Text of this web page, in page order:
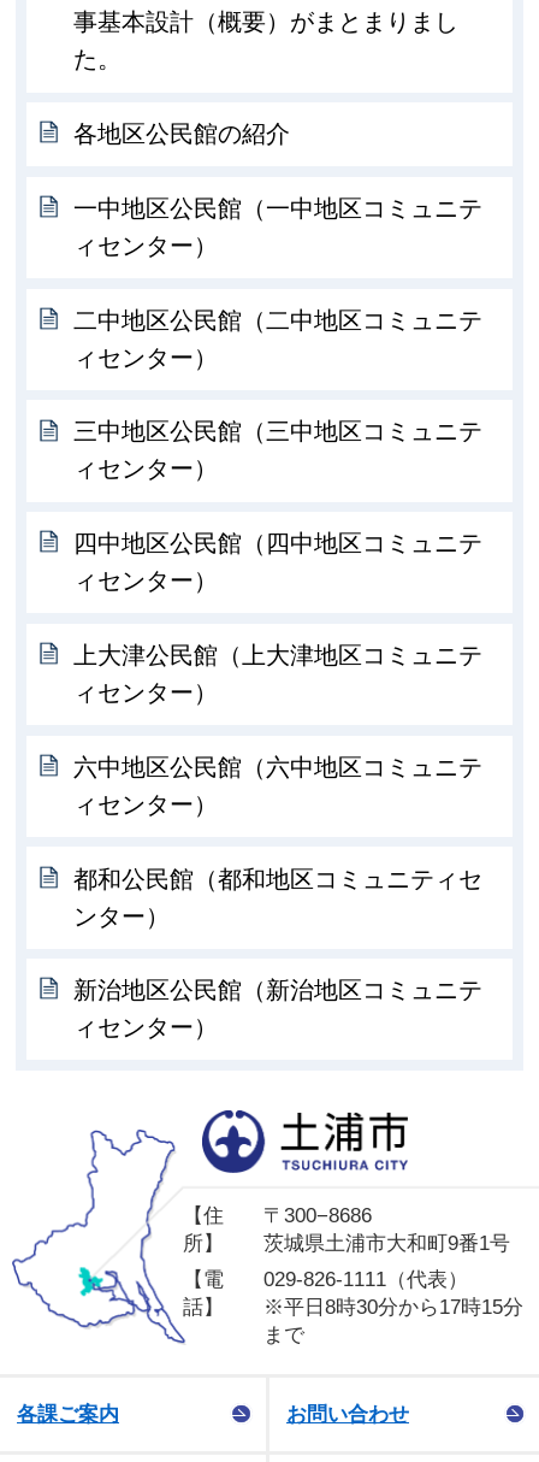
事基本設計（概要）がまとまりまし
た。
各地区公民館の紹介
一中地区公民館（一中地区コミュニテ
ィセンター）
二中地区公民館（二中地区コミュニテ
ィセンター）
三中地区公民館（三中地区コミュニテ
ィセンター）
四中地区公民館（四中地区コミュニテ
ィセンター）
上大津公民館（上大津地区コミュニテ
ィセンター）
六中地区公民館（六中地区コミュニテ
ィセンター）
都和公民館（都和地区コミュニティセ
ンター）
新治地区公民館（新治地区コミュニテ
ィセンター）
【住
所】
〒300−8686
茨城県土浦市大和町9番1号
【電
話】
029-826-1111（代表）
※平日8時30分から17時15分
まで
各課ご案内 お問い合わせ